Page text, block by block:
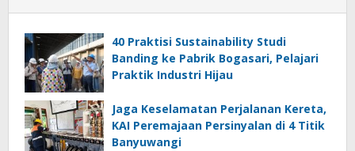
40 Praktisi Sustainability Studi
Banding ke Pabrik Bogasari, Pelajari
Praktik Industri Hijau
Jaga Keselamatan Perjalanan Kereta,
KAI Peremajaan Persinyalan di 4 Titik
Banyuwangi